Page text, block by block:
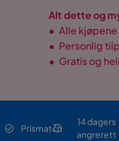
Alt dette og
• Alle
• Personlig
• Gratis og
Prismatch
14 dagers
angrerett